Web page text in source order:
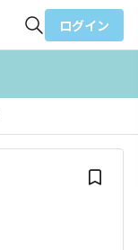
検索
ログイン